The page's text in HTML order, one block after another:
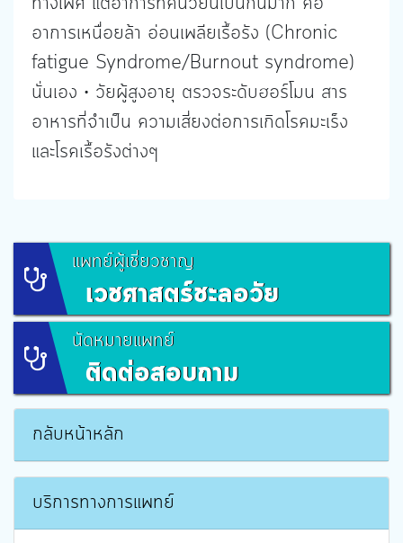
อาการเหนื่อยล้า อ่อนเพลียเรื้อรัง (Chronic
fatigue Syndrome/Burnout syndrome)
นั่นเอง • วัยผู้สูงอายุ ตรวจระดับฮอร์โมน สาร
อาหารที่จำเป็น ความเสี่ยงต่อการเกิดโรคมะเร็ง
และโรคเรื้อรังต่างๆ
แพทย์ผู้เชี่ยวชาญ
เวชศาสตร์ชะลอวัย
นัดหมายแพทย์
ติดต่อสอบถาม
กลับหน้าหลัก
บริการทางการแพทย์